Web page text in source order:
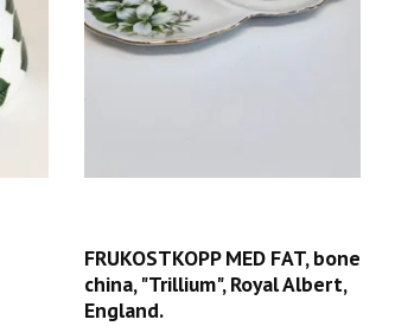
FRUKOSTKOPP MED FAT, bone
china, "Trillium", Royal Albert,
England.